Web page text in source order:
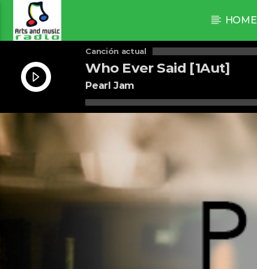
HOME
Canción actual
Who Ever Said [1Aut]
Pearl Jam